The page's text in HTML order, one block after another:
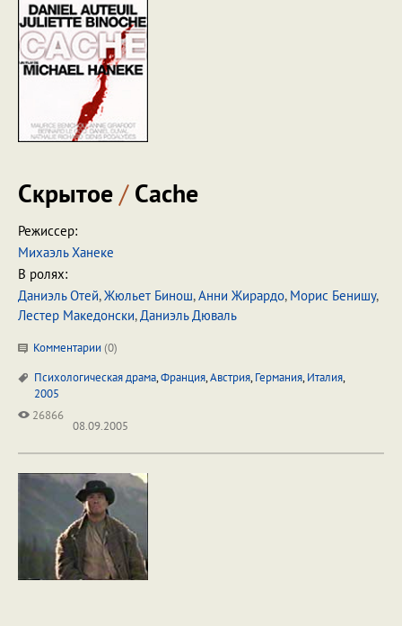
Скрытое/Cache
Режиссер:
Михаэль Ханеке
В ролях:
Даниэль Отей,Жюльет Бинош,Анни Жирардо, Морис Бенишу,
Лестер Македонски,Даниэль Дюваль
Комментарии (0)
Психологическая драма,Франция,Австрия,Германия,Италия,
2005
26866
08.09.2005